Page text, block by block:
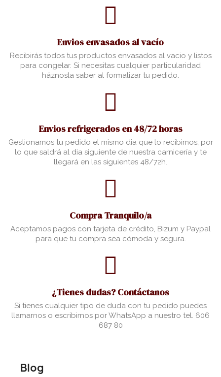
Envios envasados al vacío
Recibirás todos tus productos envasados al vacio y listos
para congelar. Si necesitas cualquier particularidad
háznosla saber al formalizar tu pedido.
Envios refrigerados en 48/72 horas
Gestionamos tu pedido el mismo dia que lo recibimos, por
lo que saldrá al dia siguiente de nuestra carnicería y te
llegará en las siguientes 48/72h.
Compra Tranquilo/a
Aceptamos pagos con tarjeta de crédito, Bizum y Paypal
para que tu compra sea cómoda y segura.
¿Tienes dudas? Contáctanos
Si tienes cualquier tipo de duda con tu pedido puedes
llamarnos o escribirnos por WhatsApp a nuestro tel. 606
687 80
Blog